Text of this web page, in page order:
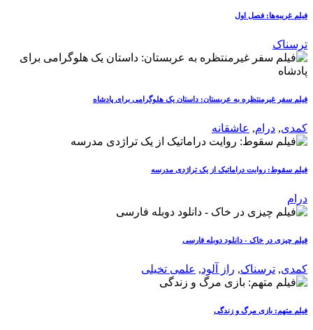
فیلم غریبه‌ها: فصل اول
ترسناک
فیلم سفر غیرمنتظره به عربستان: داستان یک هلوگرامی برای پادشاه
کمدی, درام, عاشقانه
فیلم سقوط: روایت دراماتیک از یک تراژدی مدرسه
درام
فیلم چیزی در خاک - دانلود دوبله فارسی
کمدی, ترسناک, راز آلود, علمی تخیلی
فیلم متهم: بازی مرگ و زندگی